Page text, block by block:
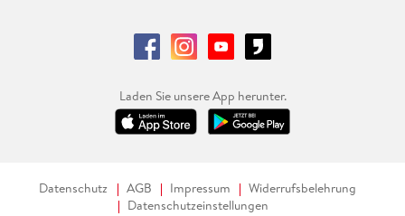
Laden Sie unsere App herunter.
Datenschutz AGB Impressum
Widerrufsbelehrung
Datenschutzeinstellungen